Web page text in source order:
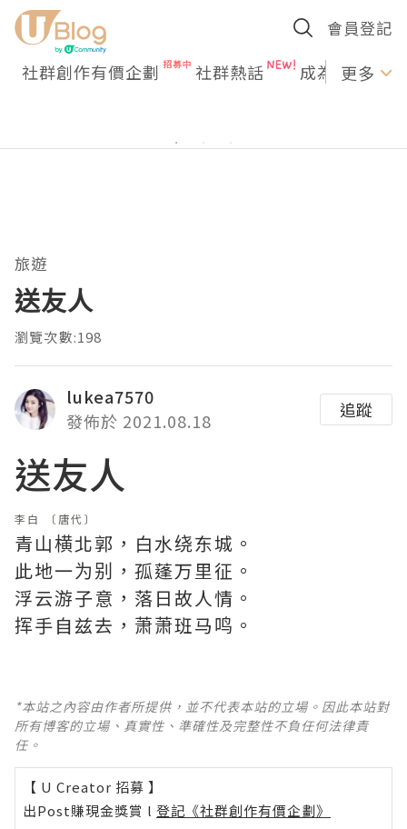
會員登記
社群創作有價企劃 社群熱話 成為U更多
旅遊
送友人
瀏覽次數:198
lukea7570
發佈於 2021.08.18
追蹤
送友人
李白 〔唐代〕
青山横北郭，白水绕东城。
此地一为别，孤蓬万里征。
浮云游子意，落日故人情。
挥手自兹去，萧萧班马鸣。
*本站之內容由作者所提供，並不代表本站的立場。因此本站對
所有博客的立場、真實性、準確性及完整性不負任何法律責
任。
【 U Creator 招募 】
出Post賺現金獎賞 l 登記《社群創作有價企劃》